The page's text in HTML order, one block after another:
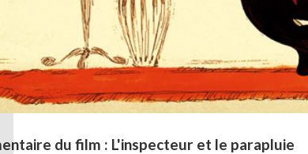
du film : L'inspecteur et le parapluie